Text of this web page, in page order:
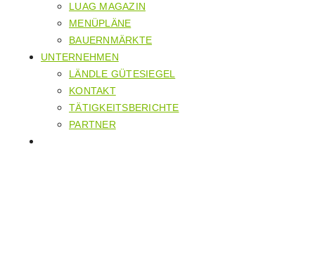
LUAG MAGAZIN
MENÜPLÄNE
BAUERNMÄRKTE
UNTERNEHMEN
LÄNDLE GÜTESIEGEL
KONTAKT
TÄTIGKEITSBERICHTE
PARTNER